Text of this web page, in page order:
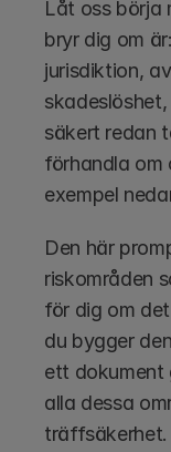
Låt oss börja
bryr dig om
jurisdiktion,
säkert redan
förhandla om
exempel
Den här
riskområden
för dig om
du bygger
ett dokument
alla dessa
träffsäkerhet.